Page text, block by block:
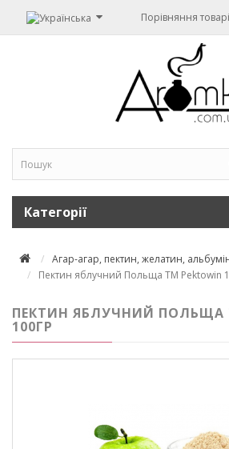
Порівняння
Категорії
Агар-агар, пектин, желатин,
Пектин яблучний Польща ТМ Pektowin
ПЕКТИН ЯБЛУЧНИЙ ПОЛЬЩА
100ГР